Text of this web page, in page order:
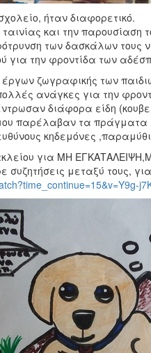
ήταν διαφορετικό.
και την παρουσίαση
των δασκάλων τους
για την φροντίδα των
ζωγραφικής των
ανάγκες για την
διάφορα είδη
παρέλαβαν τα
κηδεμόνες
για ΜΗ
συζητήσεις μεταξύ τους,